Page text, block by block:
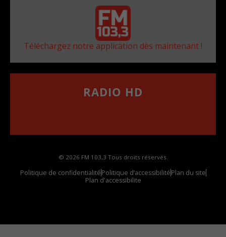
Téléchargez notre application dès maintenant !
RADIO HD
© 2026 FM 103,3 Tous droits réservés.
Politique de confidentialitéPolitique d’accessibilitéPlan du site
Plan d'accessibilite